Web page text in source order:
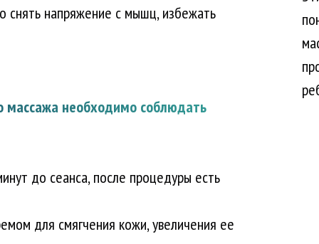
снять напряжение с мышц, избежать
массажа необходимо соблюдать
до сеанса, после процедуры есть
для смягчения кожи, увеличения ее